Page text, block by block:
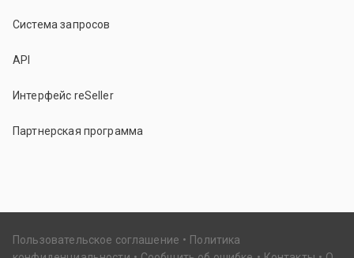
Система запросов
API
Интерфейс reSeller
Партнерская программа
Пользовательское соглашение
Политика